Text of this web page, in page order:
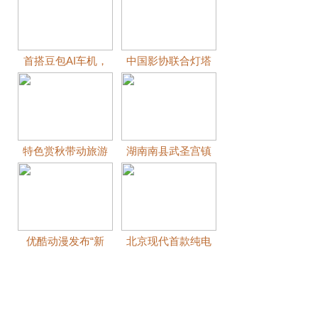
首搭豆包AI车机， 中国影协联合灯塔
特色赏秋带动旅游 湖南南县武圣宫镇
优酷动漫发布“新 北京现代首款纯电